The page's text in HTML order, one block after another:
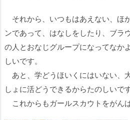
それから、いつもはあえない、ほ
ンであって、はなしをしたり、ブラ
の人とおなじグループになってなか
しいです。
あと、学どうほいくにはいない、
しょに活どうできるからたのしいです
これからもガールスカウトをがん